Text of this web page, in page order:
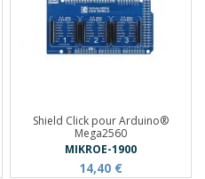
Shield Click pour Arduino®
Mega2560
MIKROE-1900
14,40 €